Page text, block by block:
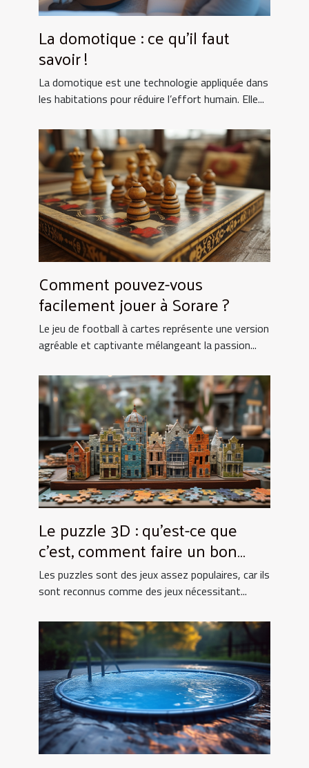
La domotique : ce qu’il faut
savoir !
La domotique est une technologie appliquée dans
les habitations pour réduire l’effort humain. Elle...
Comment pouvez-vous
facilement jouer à Sorare ?
Le jeu de football à cartes représente une version
agréable et captivante mélangeant la passion...
Le puzzle 3D : qu’est-ce que
c’est, comment faire un bon
choix ?
Les puzzles sont des jeux assez populaires, car ils
sont reconnus comme des jeux nécessitant...